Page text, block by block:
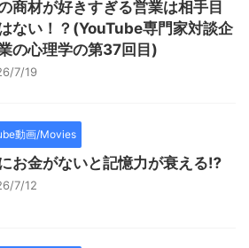
商材が好きすぎる営業は相手目
ない！？(YouTube専門家対談企
の心理学の第37回目)
7/19
動画/Movies
お金がないと記憶力が衰える⁉
7/12